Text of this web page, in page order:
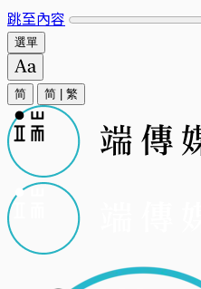
跳至內容
選單
简 简 繁